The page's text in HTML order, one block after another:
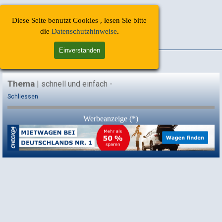
Diese Seite benutzt Cookies , lesen Sie bitte
die Datenschutzhinweise.
Einverstanden
Direkt zum Seiteninhalt
Menü überspringen
Start | Finde-Ich-Toll |
(DEU)
Thema | schnell und einfach -
Schliessen
Werbeanzeige (*)